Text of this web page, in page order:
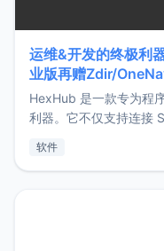
运维&开发的终极利
业版再赠Zdir/
HexHub 是一款专为程
利器。它不仅支持连接
件间频繁切换，仅凭
软件